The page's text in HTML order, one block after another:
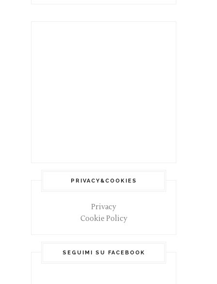
PRIVACY&COOKIES
Privacy
Cookie Policy
SEGUIMI SU FACEBOOK